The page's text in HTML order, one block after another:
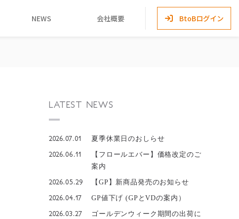
NEWS 会社概要 BtoBログイン
LATEST NEWS
2026.07.01 夏季休業日のおしらせ
2026.06.11
【フロールエバー】価格改定のご
案内
2026.05.29 【GP】新商品発売のお知らせ
2026.04.17 GP値下げ (GPとVDの案内）
2026.03.27
ゴールデンウィーク期間の出荷に